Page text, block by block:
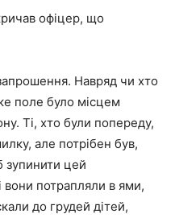
офіцер, що
Навряд чи хто
поле було місцем
Ті, хто були попереду,
але потрібен був,
зупинити цей
вони потрапляли в ями,
до грудей дітей,